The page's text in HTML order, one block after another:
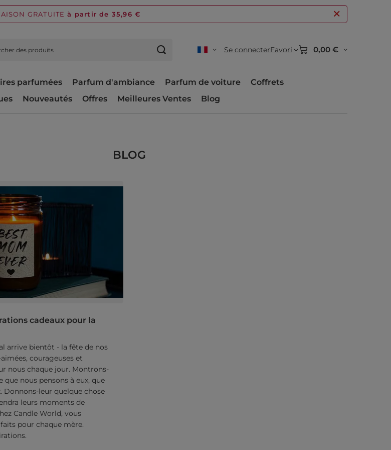
GRATUITE à partir de 35,96 €
Se connecterFavori 0,00 €
parfumées Parfum d'ambiance Parfum de voiture
Coffrets
Nouveautés Offres Meilleures Ventes Blog
BLOG
cadeaux pour la
arrive bientôt - la fête de nos
courageuses et
nous chaque jour. Montrons-
nous pensons à eux, que
Donnons-leur quelque chose
leurs moments de
Candle World, vous
pour chaque mère.